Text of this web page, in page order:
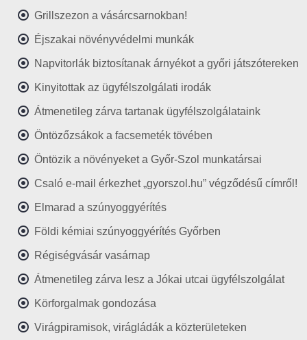
Grillszezon a vásárcsarnokban!
Éjszakai növényvédelmi munkák
Napvitorlák biztosítanak árnyékot a győri játszótereken
Kinyitottak az ügyfélszolgálati irodák
Átmenetileg zárva tartanak ügyfélszolgálataink
Öntözőzsákok a facsemeték tövében
Öntözik a növényeket a Győr-Szol munkatársai
Csaló e-mail érkezhet „gyorszol.hu” végződésű címről!
Elmarad a szúnyoggyérítés
Földi kémiai szúnyoggyérítés Győrben
Régiségvásár vasárnap
Átmenetileg zárva lesz a Jókai utcai ügyfélszolgálat
Körforgalmak gondozása
Virágpiramisok, virágládák a közterületeken